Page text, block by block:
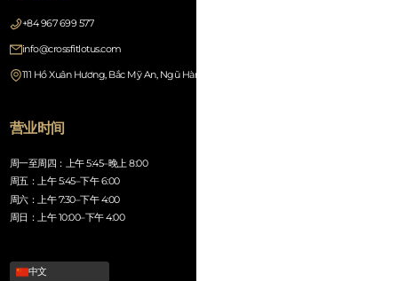
+84 967 699 577
info@crossfitlotus.com
111 Hồ Xuân Hương, Bắc Mỹ An, Ngũ Hành Sơn, Đà Nẵng 550000, Vietnam
营业时间
周一至周四：上午 5:45–晚上 8:00
周五：上午 5:45–下午 6:00
周六：上午 7:30–下午 4:00
周日：上午 10:00–下午 4:00
中文